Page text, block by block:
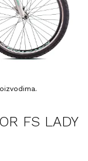
FS LADY